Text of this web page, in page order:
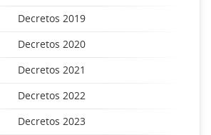
Decretos 2019
Decretos 2020
Decretos 2021
Decretos 2022
Decretos 2023